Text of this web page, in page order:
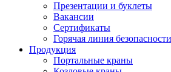
Презентации и буклеты
Вакансии
Сертификаты
Горячая линия безопасности
Продукция
Портальные краны